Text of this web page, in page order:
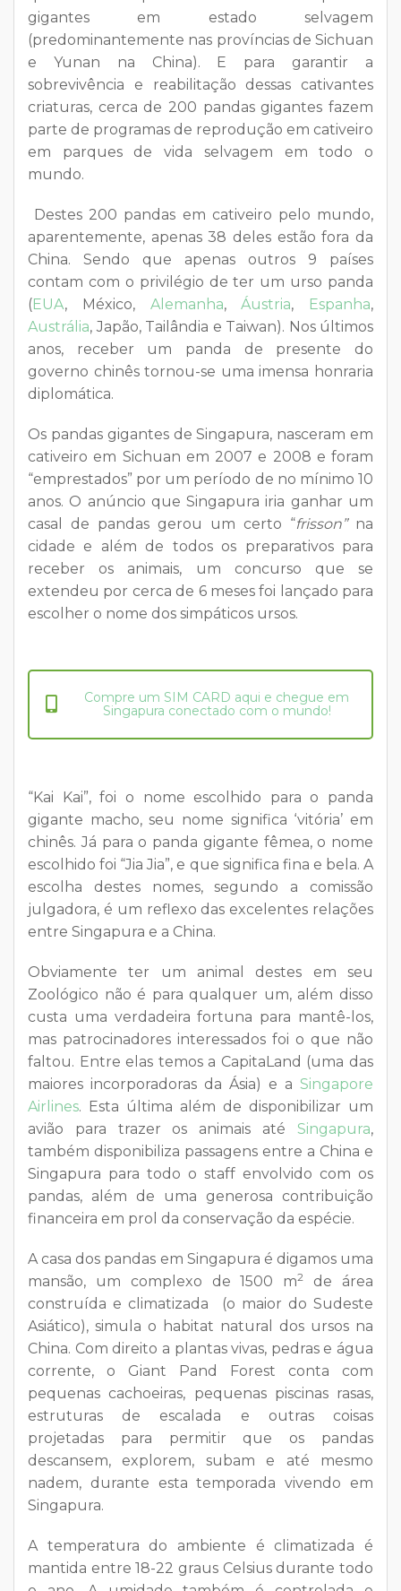
gigantes em estado selvagem
(predominantemente nas províncias de Sichuan
e Yunan na China). E para garantir a
sobrevivência e reabilitação dessas cativantes
criaturas, cerca de 200 pandas gigantes fazem
parte de programas de reprodução em cativeiro
em parques de vida selvagem em todo o
mundo.
Destes 200 pandas em cativeiro pelo mundo,
aparentemente, apenas 38 deles estão fora da
China. Sendo que apenas outros 9 países
contam com o privilégio de ter um urso panda
( EUA, México, Alemanha,Áustria, Espanha,
Austrália, Japão, Tailândia e Taiwan). Nos últimos
anos, receber um panda de presente do
governo chinês tornou-se uma imensa honraria
diplomática.
Os pandas gigantes de Singapura, nasceram em
cativeiro em Sichuan em 2007 e 2008 e foram
“emprestados” por um período de no mínimo 10
anos. O anúncio que Singapura iria ganhar um
casal de pandas gerou um certo “frisson”na
cidade e além de todos os preparativos para
receber os animais, um concurso que se
extendeu por cerca de 6 meses foi lançado para
escolher o nome dos simpáticos ursos.
Compre um SIM CARD aqui e chegue em
Singapura conectado com o mundo!
“Kai Kai”, foi o nome escolhido para o panda
gigante macho, seu nome significa ‘vitória’ em
chinês. Já para o panda gigante fêmea, o nome
escolhido foi “Jia Jia”, e que significa fina e bela. A
escolha destes nomes, segundo a comissão
julgadora, é um reflexo das excelentes relações
entre Singapura e a China.
Obviamente ter um animal destes em seu
Zoológico não é para qualquer um, além disso
custa uma verdadeira fortuna para mantê-los,
mas patrocinadores interessados foi o que não
faltou. Entre elas temos a CapitaLand (uma das
maiores incorporadoras da Ásia) e a Singapore
Airlines. Esta última além de disponibilizar um
avião para trazer os animais até Singapura,
também disponibiliza passagens entre a China e
Singapura para todo o staff envolvido com os
pandas, além de uma generosa contribuição
financeira em prol da conservação da espécie.
A casa dos pandas em Singapura é digamos uma
mansão, um complexo de 1500 m2
de área
construída e climatizada (o maior do Sudeste
Asiático), simula o habitat natural dos ursos na
China. Com direito a plantas vivas, pedras e água
corrente, o Giant Pand Forest conta com
pequenas cachoeiras, pequenas piscinas rasas,
estruturas de escalada e outras coisas
projetadas para permitir que os pandas
descansem, explorem, subam e até mesmo
nadem, durante esta temporada vivendo em
Singapura.
A temperatura do ambiente é climatizada é
mantida entre 18-22 graus Celsius durante todo